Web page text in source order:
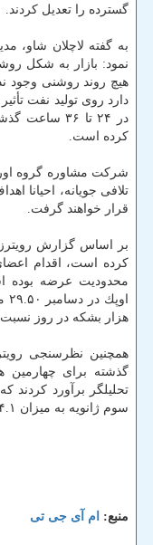
گسترده را تعدیل كردند.
به گفته لاچلان شاو،
نمود: بازار به شكل
هیچ روند روشنی وجود
دارد روی تولید نفت
در ۲۴ تا ۳۶
كرده است.
شركت مشاوره گروه
تلافی جویانه، احیانا
قرار خواهند گرفت.
بر اساس گزارش
كرده است، اقدام
محدودیت عرضه بوده
هزار بشكه در روز
همچنین نظرسنجی
گذشته برای
تحلیلگر برآورد كردند
سوم ژانویه به میزان ۴.۱ میلیون بشكه كاهش پیدا كرده است.
منبع: ام آی جی تی